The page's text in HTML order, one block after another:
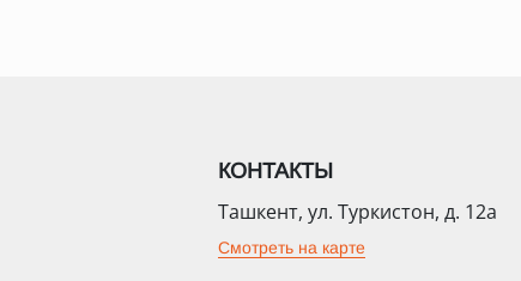
КОНТАКТЫ
Ташкент, ул. Туркистон, д. 12а
Смотреть на карте